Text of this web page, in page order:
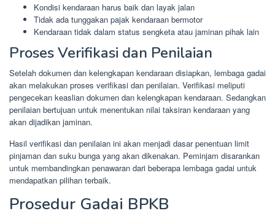
Kondisi kendaraan harus baik dan layak jalan
Tidak ada tunggakan pajak kendaraan bermotor
Kendaraan tidak dalam status sengketa atau jaminan pihak lain
Proses Verifikasi dan Penilaian
Setelah dokumen dan kelengkapan kendaraan disiapkan, lembaga gadai
akan melakukan proses verifikasi dan penilaian. Verifikasi meliputi
pengecekan keaslian dokumen dan kelengkapan kendaraan. Sedangkan
penilaian bertujuan untuk menentukan nilai taksiran kendaraan yang
akan dijadikan jaminan.
Hasil verifikasi dan penilaian ini akan menjadi dasar penentuan limit
pinjaman dan suku bunga yang akan dikenakan. Peminjam disarankan
untuk membandingkan penawaran dari beberapa lembaga gadai untuk
mendapatkan pilihan terbaik.
Prosedur Gadai BPKB